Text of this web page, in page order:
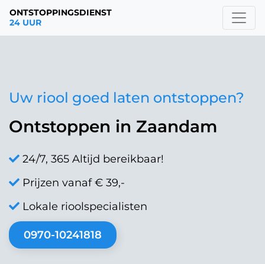
ONTSTOPPINGSDIENST
24 UUR
Uw riool goed laten ontstoppen?
Ontstoppen in Zaandam
24/7, 365 Altijd bereikbaar!
Prijzen vanaf € 39,-
Lokale rioolspecialisten
0970-10241818